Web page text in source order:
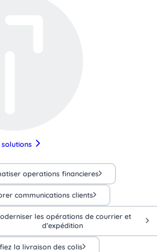
operations financieres
communications clients
les opérations de courrier et
d’expédition
la livraison des colis